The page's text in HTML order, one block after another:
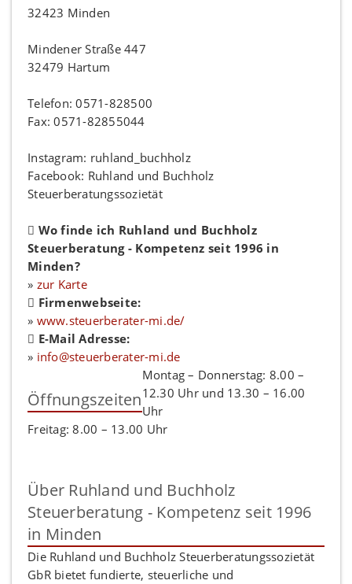
32423 Minden
Mindener Straße 447
32479 Hartum
Telefon: 0571-828500
Fax: 0571-82855044
Instagram: ruhland_buchholz
Facebook: Ruhland und Buchholz
Steuerberatungssozietät
Wo finde ich Ruhland und Buchholz
Steuerberatung - Kompetenz seit 1996 in
Minden?
» zur Karte
Firmenwebseite:
» www.steuerberater-mi.de/
E-Mail Adresse:
» info@steuerberater-mi.de
Öffnungszeiten
Montag – Donnerstag: 8.00 –
12.30 Uhr und 13.30 – 16.00
Uhr
Freitag: 8.00 – 13.00 Uhr
Über Ruhland und Buchholz
Steuerberatung - Kompetenz seit 1996
in Minden
Die Ruhland und Buchholz Steuerberatungssozietät
GbR bietet fundierte, steuerliche und